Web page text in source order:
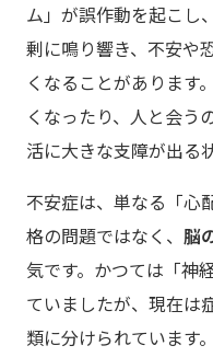
ム」が誤作動を起こし
剰に鳴り響き、不安や
くなることがあります
くなったり、人と会う
活に大きな支障が出る
不安症は、単なる「心
格の問題ではなく、 脳
気です。かつては「神
ていましたが、現在は
類に分けられています